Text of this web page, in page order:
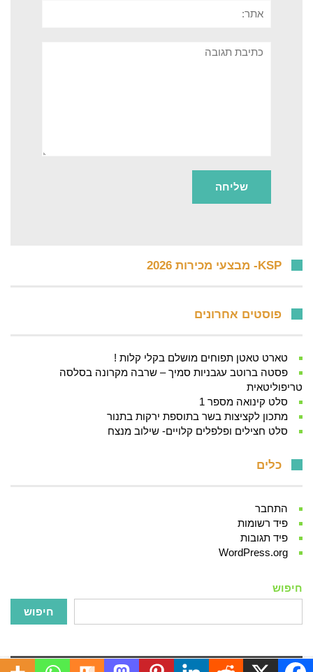
KSP- מבצעי מכירות 2026
פוסטים אחרונים
טארט טאטן תפוחים מושלם בקלי קלות !
פסטה ברוטב עגבניות סמיך – שרבה מקרונה בסלסה
טריפוליטאית
סלט קינואה מספר 1
מתכון לקציצות בשר בתוספת ירקות בתנור
סלט חצילים ופלפלים קלויים- שילוב מנצח
כלים
התחבר
פיד רשומות
פיד תגובות
WordPress.org
חיפוש
חיפוש
2016 © כל הזכויות שמורות ל- MINEIMEZONOT.COM